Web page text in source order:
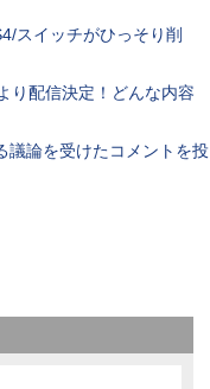
スイッチがひっそり削
り配信決定！どんな内容
議論を受けたコメントを投